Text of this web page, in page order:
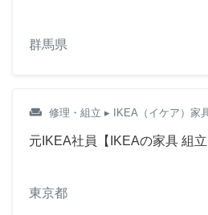
群馬県
weekend 修理・組立 ▸ IKEA（イケア）家
元IKEA社員【IKEAの家具 組立
東京都